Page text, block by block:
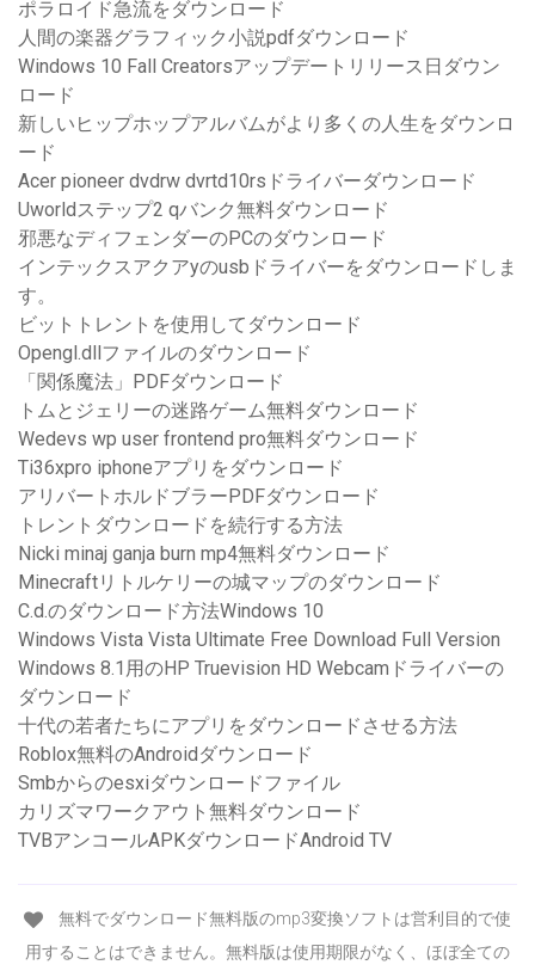
ポラロイド急流をダウンロード
人間の楽器グラフィック小説pdfダウンロード
Windows 10 Fall Creatorsアップデートリリース日ダウン
ロード
新しいヒップホップアルバムがより多くの人生をダウンロ
ード
Acer pioneer dvdrw dvrtd10rsドライバーダウンロード
Uworldステップ2 qバンク無料ダウンロード
邪悪なディフェンダーのPCのダウンロード
インテックスアクアyのusbドライバーをダウンロードしま
す。
ビットトレントを使用してダウンロード
Opengl.dllファイルのダウンロード
「関係魔法」PDFダウンロード
トムとジェリーの迷路ゲーム無料ダウンロード
Wedevs wp user frontend pro無料ダウンロード
Ti36xpro iphoneアプリをダウンロード
アリバートホルドブラーPDFダウンロード
トレントダウンロードを続行する方法
Nicki minaj ganja burn mp4無料ダウンロード
Minecraftリトルケリーの城マップのダウンロード
C.d.のダウンロード方法Windows 10
Windows Vista Vista Ultimate Free Download Full Version
Windows 8.1用のHP Truevision HD Webcamドライバーの
ダウンロード
十代の若者たちにアプリをダウンロードさせる方法
Roblox無料のAndroidダウンロード
Smbからのesxiダウンロードファイル
カリズマワークアウト無料ダウンロード
TVBアンコールAPKダウンロードAndroid TV
無料でダウンロード無料版のmp3変換ソフトは営利目的で使
用することはできません。無料版は使用期限がなく、ほぼ全ての